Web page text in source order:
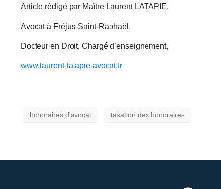
Article rédigé par Maître Laurent LATAPIE,
Avocat à Fréjus-Saint-Raphaël,
Docteur en Droit, Chargé d’enseignement,
www.laurent-latapie-avocat.fr
honoraires d'avocat taxation des honoraires